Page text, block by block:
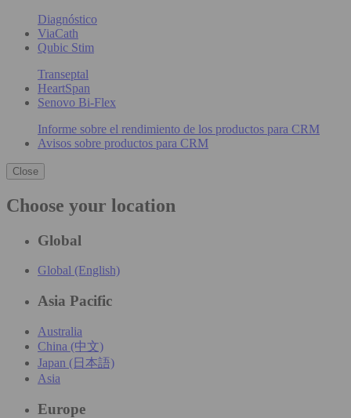
Diagnóstico
ViaCath
Qubic Stim
Transeptal
HeartSpan
Senovo Bi-Flex
Informe sobre el rendimiento de los productos para CRM
Avisos sobre productos para CRM
Close
Choose your location
Global
Global (English)
Asia Pacific
Australia
China (中文)
Japan (日本語)
Asia
Europe